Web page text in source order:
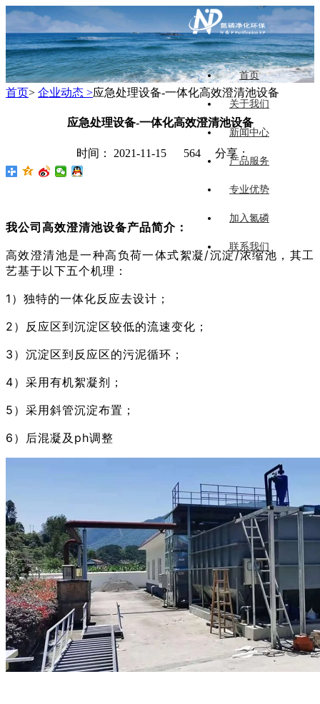
首页
关于我们
新闻中心
产品服务
专业优势
加入氮磷
联系我们
首页> 企业动态 >应急处理设备-一体化高效澄清池设备
应急处理设备-一体化高效澄清池设备
时间： 2021-11-15 564 分享：
我公司高效澄清池设备产品简介：
高效澄清池是一种高负荷一体式絮凝/沉淀/浓缩池，其工
艺基于以下五个机理：
1）独特的一体化反应去设计；
2）反应区到沉淀区较低的流速变化；
3）沉淀区到反应区的污泥循环；
4）采用有机絮凝剂；
5）采用斜管沉淀布置；
6）后混凝及ph调整